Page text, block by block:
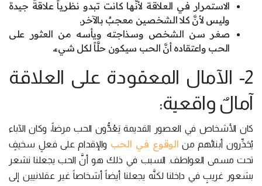
الاستمرار في العلاقة لأنَّها كانت تبدو نظرياً علاقةً جيدة
وليس لأنَّ كلا الشخصين معجبٌ بالآخر.
صغر سن الشخص وسذاجته ويأسه من العثور على
الحب واعتقاده أنَّ الحب سيكون حلَّاً لكل شيء.
2- الآمال المعقودة على العلاقة
آمالٌ واقعية:
كان الأشخاص في العصور القديمة يَعُدُّون الحب مرضاً، وكان الآباء
يُحَذِّرون أبنائهم من الوقوع في الحب والإقدام على فعلٍ سخيفٍ
تحت مسمى العواطف. السبب في ذلك هو أنَّ الحب يجعلنا نشعر
بشعور غريبٍ في داخلنا لكنَّه يجعلنا أيضاً أشخاصاً غير عقلانيين إلى